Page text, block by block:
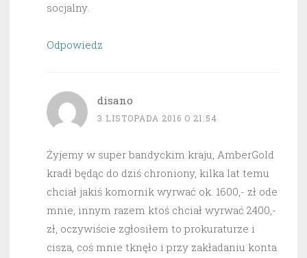
socjalny.
Odpowiedz
disano
3 LISTOPADA 2016 O 21:54
Żyjemy w super bandyckim kraju, AmberGold
kradł będąc do dziś chroniony, kilka lat temu
chciał jakiś komornik wyrwać ok. 1600,- zł ode
mnie, innym razem ktoś chciał wyrwać 2400,-
zł, oczywiście zgłosiłem to prokuraturze i
cisza, coś mnie tknęło i przy zakładaniu konta